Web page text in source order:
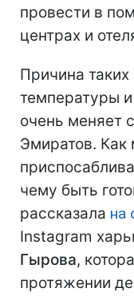
провести в
центрах и
Причина
температуры
очень меняет
Эмиратов. Как
чему быть
рассказала на
Instagram
Гырова,
протяжении